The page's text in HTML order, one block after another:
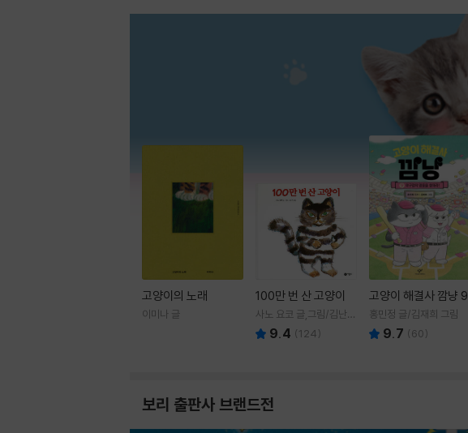
고양이의 노래
이미나 글
100만 번 산 고양이
사노 요코 글,그림/김난주
역 9.4 (124)
고양이 해결사 깜냥 9
홍민정 글/김재희 그림
9.7 (60)
보리 출판사 브랜드전